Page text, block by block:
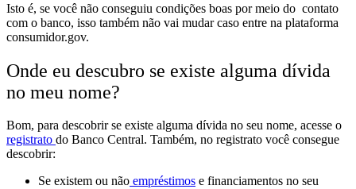
Isto é, se você não conseguiu condições boas por meio do contato
com o banco, isso também não vai mudar caso entre na plataforma
consumidor.gov.
Onde eu descubro se existe alguma dívida
no meu nome?
Bom, para descobrir se existe alguma dívida no seu nome, acesse o
registrato do Banco Central. Também, no registrato você consegue
descobrir:
Se existem ou não empréstimos e financiamentos no seu